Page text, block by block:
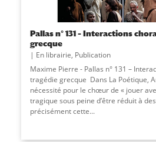
Pallas n° 131 – Interactions
grecque
En librairie, Publication
Maxime Pierre - Pallas n° 131 –
tragédie grecque Dans La Poétique,
nécessité pour le chœur de « jouer
tragique sous peine d’être réduit à
précisément cette...